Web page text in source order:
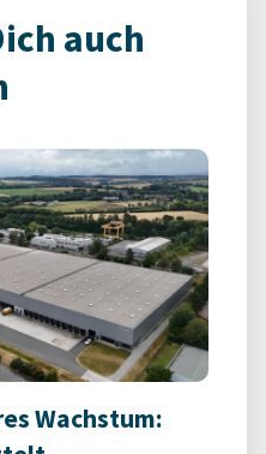
auch
Wachstum: